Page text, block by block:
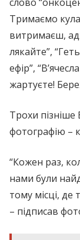
Тримаємо
витримаєш,
лякайте”,
ефір”,
жартуєте!
Трохи пізніше
фотографію –
“Кожен раз,
нами були
тому місці, де
– підписав